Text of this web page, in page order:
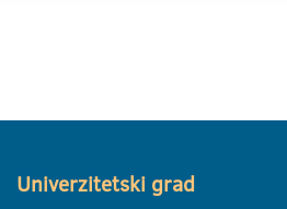
Univerzitetski grad